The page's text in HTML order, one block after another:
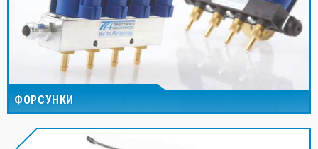
ФОРСУНКИ